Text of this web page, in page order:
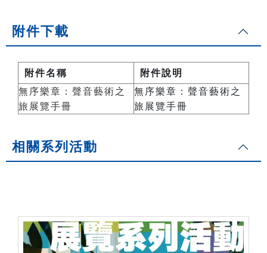
附件下載
附件名稱
附件說明
無序樂章：聲音藝術之
旅展覽手冊
無序樂章：聲音藝術之
旅展覽手冊
相關系列活動